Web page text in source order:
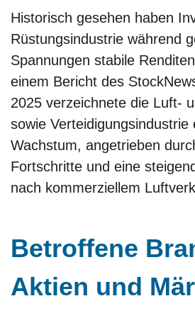
Historisch gesehen haben
Rüstungsindustrie während
Spannungen stabile
einem Bericht des
2025 verzeichnete die Luft-
sowie Verteidigungsindustrie
Wachstum, angetrieben
Fortschritte und eine
nach kommerziellem
Betroffene
Aktien und